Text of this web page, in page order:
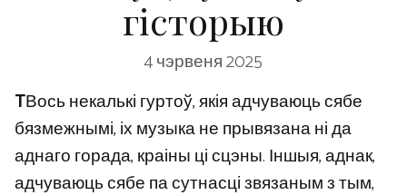
гісторыю
4 чэрвеня 2025
TВось некалькі гуртоў, якія адчуваюць сябе
бязмежнымі, іх музыка не прывязана ні да
аднаго горада, краіны ці сцэны. Іншыя, аднак,
адчуваюць сябе па сутнасці звязаным з тым,